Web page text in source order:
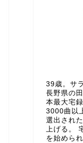
39歳。サ
長野県の
本最大宅
3000曲以
選出され
上げる。
を始めら